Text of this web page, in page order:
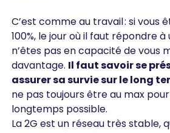
C’est comme au travail : si vous
100%, le jour où il faut répondre
n’êtes pas en capacité de vous
davantage. Il faut savoir se
assurer sa survie sur le long
ne pas toujours être au max
longtemps possible.
La 2G est un réseau très stable,